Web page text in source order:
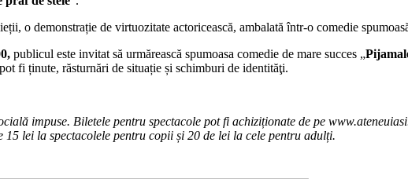
o demonstrație de virtuozitate actoricească, ambalată într-o comedie
publicul este invitat să urmărească spumoasa comedie de mare succes „
fi ținute, răsturnări de situație și schimburi de identităţi.
impuse. Biletele pentru spectacole pot fi achiziționate de pe
15 lei la spectacolele pentru copii și 20 de lei la cele pentru adulți.